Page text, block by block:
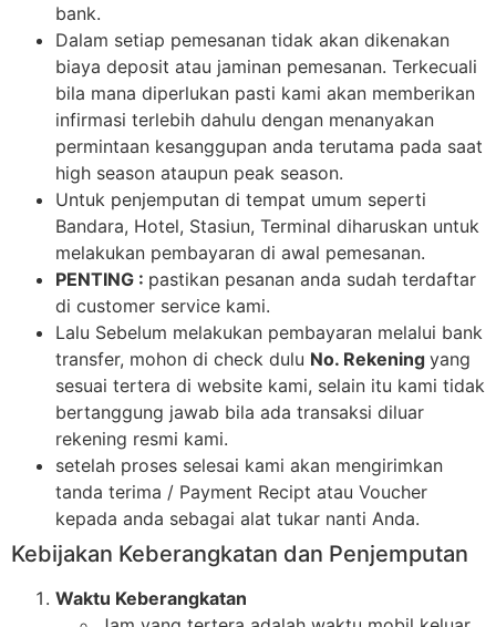
bank.
Dalam setiap pemesanan tidak akan dikenakan
biaya deposit atau jaminan pemesanan. Terkecuali
bila mana diperlukan pasti kami akan memberikan
infirmasi terlebih dahulu dengan menanyakan
permintaan kesanggupan anda terutama pada saat
high season ataupun peak season.
Untuk penjemputan di tempat umum seperti
Bandara, Hotel, Stasiun, Terminal diharuskan untuk
melakukan pembayaran di awal pemesanan.
PENTING : pastikan pesanan anda sudah terdaftar
di customer service kami.
Lalu Sebelum melakukan pembayaran melalui bank
transfer, mohon di check dulu No. Rekening yang
sesuai tertera di website kami, selain itu kami tidak
bertanggung jawab bila ada transaksi diluar
rekening resmi kami.
setelah proses selesai kami akan mengirimkan
tanda terima / Payment Recipt atau Voucher
kepada anda sebagai alat tukar nanti Anda.
Kebijakan Keberangkatan dan Penjemputan
Waktu Keberangkatan